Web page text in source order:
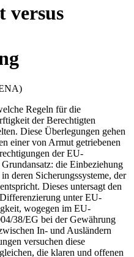
versus
Regeln für die
der Berechtigten
Diese Überlegungen gehen
einer von Armut getriebenen
der EU-
die Einbeziehung
deren Sicherungssysteme, der
Dieses untersagt den
unter EU-
wogegen im EU-
38/EG bei der Gewährung
In- und Ausländern
versuchen diese
die klaren und offenen